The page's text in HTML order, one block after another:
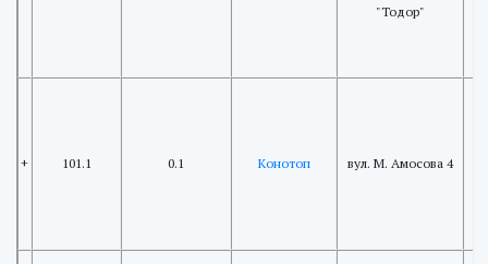
"Тодор"
+ 101.1 0.1 Конотоп вул. М. Амосова 4